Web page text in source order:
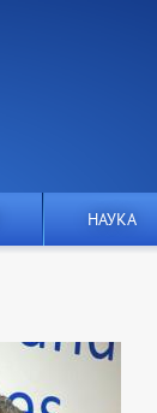
НАУКА